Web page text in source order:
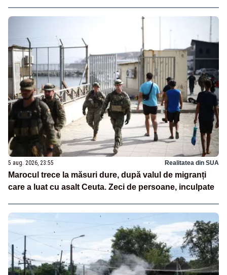
5 aug. 2026, 23:55 Realitatea din SUA
Marocul trece la măsuri dure, după valul de migranți
care a luat cu asalt Ceuta. Zeci de persoane, inculpate